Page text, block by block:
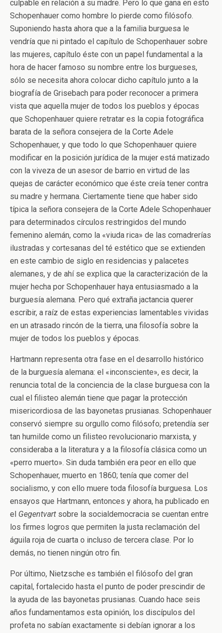
culpable en relación a su madre. Pero lo que gana en esto
Schopenhauer como hombre lo pierde como filósofo.
Suponiendo hasta ahora que a la familia burguesa le
vendría que ni pintado el capítulo de Schopenhauer sobre
las mujeres, capítulo éste con un papel fundamental a la
hora de hacer famoso su nombre entre los burgueses,
sólo se necesita ahora colocar dicho capítulo junto a la
biografía de Grisebach para poder reconocer a primera
vista que aquella mujer de todos los pueblos y épocas
que Schopenhauer quiere retratar es la copia fotográfica
barata de la señora consejera de la Corte Adele
Schopenhauer, y que todo lo que Schopenhauer quiere
modificar en la posición jurídica de la mujer está matizado
con la viveza de un asesor de barrio en virtud de las
quejas de carácter económico que éste creía tener contra
su madre y hermana. Ciertamente tiene que haber sido
típica la señora consejera de la Corte Adele Schopenhauer
para determinados círculos restringidos del mundo
femenino alemán, como la «viuda rica» de las comadrerías
ilustradas y cortesanas del té estético que se extienden
en este cambio de siglo en residencias y palacetes
alemanes, y de ahí se explica que la caracterización de la
mujer hecha por Schopenhauer haya entusiasmado a la
burguesía alemana. Pero qué extraña jactancia querer
escribir, a raíz de estas experiencias lamentables vividas
en un atrasado rincón de la tierra, una filosofía sobre la
mujer de todos los pueblos y épocas.
Hartmann representa otra fase en el desarrollo histórico
de la burguesía alemana: el «inconsciente», es decir, la
renuncia total de la conciencia de la clase burguesa con la
cual el filisteo alemán tiene que pagar la protección
misericordiosa de las bayonetas prusianas. Schopenhauer
conservó siempre su orgullo como filósofo; pretendía ser
tan humilde como un filisteo revolucionario marxista, y
consideraba a la literatura y a la filosofía clásica como un
«perro muerto». Sin duda también era peor en ello que
Schopenhauer, muerto en 1860; tenía que comer del
socialismo, y con ello muere toda filosofía burguesa. Los
ensayos que Hartmann, entonces y ahora, ha publicado en
el Gegentvart sobre la socialdemocracia se cuentan entre
los firmes logros que permiten la justa reclamación del
águila roja de cuarta o incluso de tercera clase. Por lo
demás, no tienen ningún otro fin.
Por último, Nietzsche es también el filósofo del gran
capital, fortalecido hasta el punto de poder prescindir de
la ayuda de las bayonetas prusianas. Cuando hace seis
años fundamentamos esta opinión, los discípulos del
profeta no sabían exactamente si debían ignorar a los